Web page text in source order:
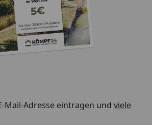
Mail-Adresse eintragen und viele